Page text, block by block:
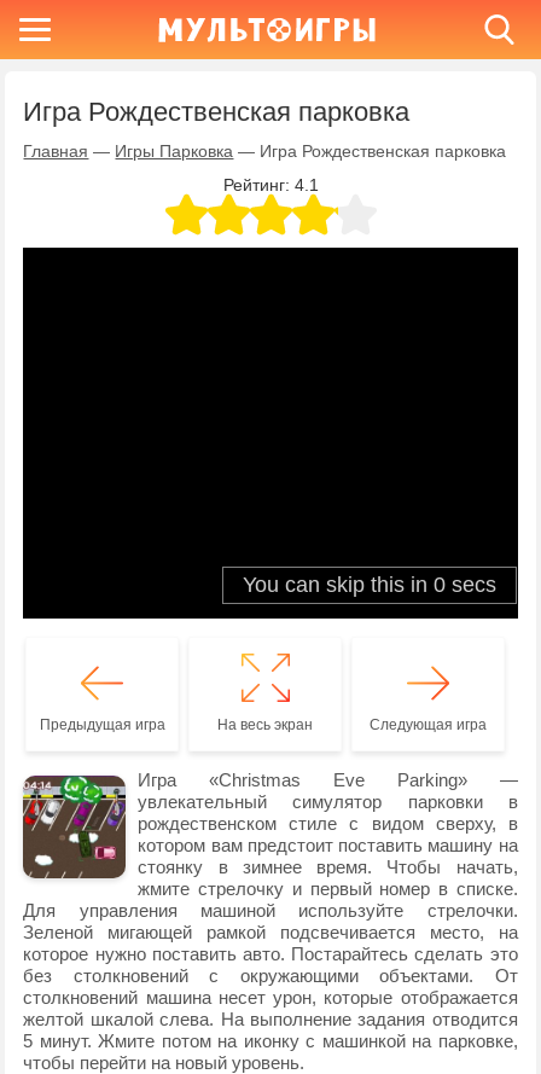
Игра Рождественская парковка
Главная — Игры Парковка — Игра Рождественская парковка
Рейтинг: 4.1
Предыдущая игра На весь экран Следующая игра
Игра «Christmas Eve Parking» —
увлекательный симулятор парковки в
рождественском стиле с видом сверху, в
котором вам предстоит поставить машину на
стоянку в зимнее время. Чтобы начать,
жмите стрелочку и первый номер в списке.
Для управления машиной используйте стрелочки.
Зеленой мигающей рамкой подсвечивается место, на
которое нужно поставить авто. Постарайтесь сделать это
без столкновений с окружающими объектами. От
столкновений машина несет урон, которые отображается
желтой шкалой слева. На выполнение задания отводится
5 минут. Жмите потом на иконку с машинкой на парковке,
чтобы перейти на новый уровень.